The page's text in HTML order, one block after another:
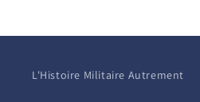
L'Histoire Militaire Autrement